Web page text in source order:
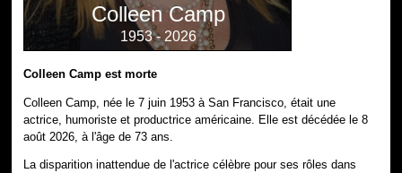
Colleen Camp
1953 - 2026
Colleen Camp est morte
Colleen Camp, née le 7 juin 1953 à San Francisco, était une
actrice, humoriste et productrice américaine. Elle est décédée le 8
août 2026, à l'âge de 73 ans.
La disparition inattendue de l'actrice célèbre pour ses rôles dans